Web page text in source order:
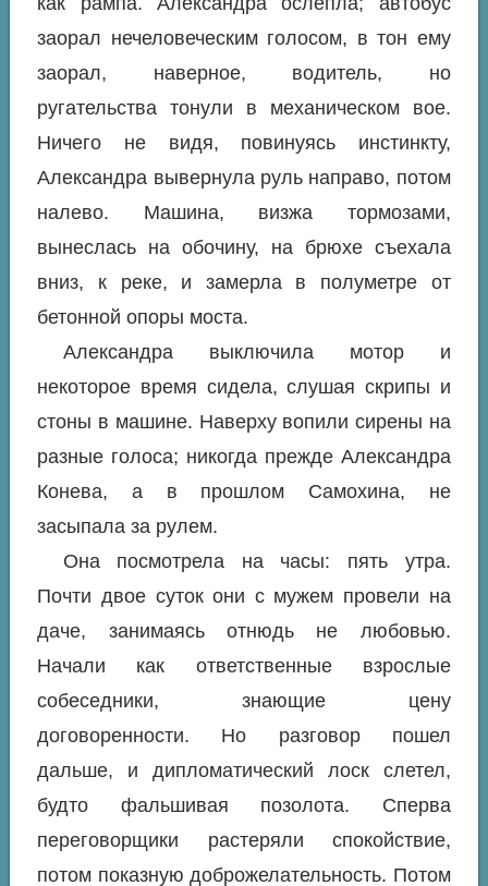
заорал нечеловеческим голосом, в тон ему
заорал, наверное, водитель, но
ругательства тонули в механическом вое.
Ничего не видя, повинуясь инстинкту,
Александра вывернула руль направо, потом
налево. Машина, визжа тормозами,
вынеслась на обочину, на брюхе съехала
вниз, к реке, и замерла в полуметре от
бетонной опоры моста.
Александра выключила мотор и
некоторое время сидела, слушая скрипы и
стоны в машине. Наверху вопили сирены на
разные голоса; никогда прежде Александра
Конева, а в прошлом Самохина, не
засыпала за рулем.
Она посмотрела на часы: пять утра.
Почти двое суток они с мужем провели на
даче, занимаясь отнюдь не любовью.
Начали как ответственные взрослые
собеседники, знающие цену
договоренности. Но разговор пошел
дальше, и дипломатический лоск слетел,
будто фальшивая позолота. Сперва
переговорщики растеряли спокойствие,
потом показную доброжелательность. Потом